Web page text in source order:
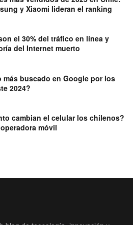
y Xiaomi lideran el ranking
el 30% del tráfico en línea y
del Internet muerto
más buscado en Google por los
2024?
cambian el celular los chilenos?
móvil